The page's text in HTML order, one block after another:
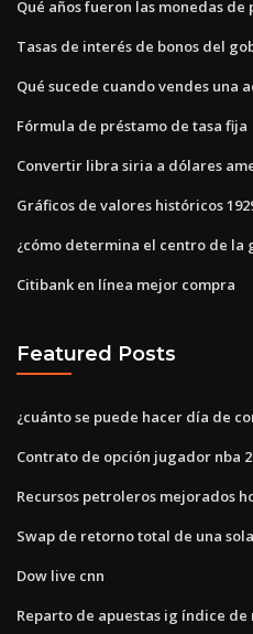
Qué años fueron las monedas de
Tasas de interés de bonos del
Qué sucede cuando vendes una
Fórmula de préstamo de tasa fija
Convertir libra siria a dólares
Gráficos de valores históricos
¿cómo determina el centro de la
Citibank en línea mejor compra
Featured Posts
¿cuánto se puede hacer día de
Contrato de opción jugador nba
Recursos petroleros mejorados
Swap de retorno total de una
Dow live cnn
Reparto de apuestas ig índice de